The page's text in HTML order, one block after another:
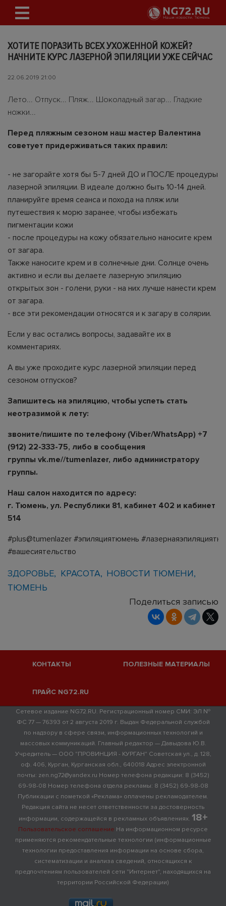
ХОТИТЕ ПОРАЗИТЬ ВСЕХ УХОЖЕННОЙ КОЖЕЙ?
НАЧНИТЕ КУРС ЛАЗЕРНОЙ ЭПИЛЯЦИИ УЖЕ СЕЙЧАС
22.06.2019 21:00
Лето... Отпуск... Пляж... Шоколадный загар... Гладкие
ножки...
Перед пляжным сезоном наш мастер Валентина
советует придерживаться таких правил:
- не загорайте хотя бы 5-7 дней ДО и ПОСЛЕ процедуры
лазерной эпиляции. В идеале должно быть 10-14 дней.
планируйте время сеанса и похода на пляж или
путешествия к морю заранее, чтобы избежать
пигментации кожи
- после процедуры на кожу обязательно наносите крем
от загара.
Также наносите крем и в солнечные дни. Солнце очень
активно и если вы делаете лазерную эпиляцию
открытых зон - голени, руки - на них лучше нанести крем
от загара.
- все эти рекомендации относятся и к загару в солярии.
Если у вас остались вопросы, задавайте их в
комментариях.
А вы уже проходите курс лазерной эпиляции перед
сезоном отпусков?
Запишитесь на эпиляцию, чтобы успеть стать
неотразимой к лету:
звоните/пишите по телефону (Viber/WhatsApp) +7
(912) 22-333-75, либо в сообщения
группы vk.me//tumenlazer, либо администратору
группы.
Наш салон находится по адресу:
г. Тюмень, ул. Республики 81, кабинет 402 и кабинет
514
#plus@tumenlazer #эпиляциятюмень
#вашесиятельство
ЗДОРОВЬЕ КРАСОТА
НОВОСТИ ТЮМЕНИ
ТЮМЕНЬ
Поделиться записью
КОНТАКТЫ ПОЛЕЗНЫЕ МАТЕРИАЛЫ
ПРАЙС NG72.RU
Сетевое издание NG72.RU. Регистрационный номер СМИ: ЭЛ №
ФС 77 — 76393 от 2 августа 2019 г. Выдан Федеральной службой
по надзору в сфере связи, информационных технологий и
массовых коммуникаций. Главный редактор — Давыдова Ю.В.
Учредитель — ООО "ПРОВИНЦИЯ - КУРГАН" Советская ул., д. 128,
оф. 406, Курган, Курганская обл., 640018 Адрес электронной
почты: zen.ng72@yandex.ru Номер телефона редакции: 8 (3452)
69-98-08 Номер телефона отдела рекламы: 8 (3452) 69-98-08
Публикации с пометкой «Реклама» оплачены рекламодателем.
Редакция сайта не несет ответственности за достоверность
информации, содержащейся в рекламных объявлениях. 18+
Пользовательское соглашение На информационном ресурсе
применяются рекомендательные технологии (информационные
технологии предоставления информации на основе сбора,
систематизации и анализа сведений, относящихся к
предпочтениям пользователей сети "Интернет", находящихся на
территории Российской Федерации)